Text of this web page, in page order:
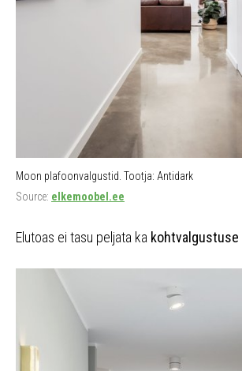
Moon plafoonvalgustid. Tootja: Antidark
Source: elkemoobel.ee
Elutoas ei tasu peljata ka kohtvalgustuse